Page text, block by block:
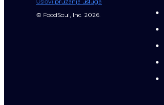
© FoodSoul, Inc. 2026.